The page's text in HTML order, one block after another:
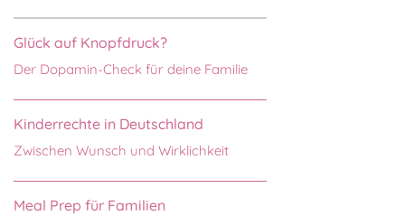
Glück auf Knopfdruck?
Der Dopamin-Check für deine Familie
Kinderrechte in Deutschland
Zwischen Wunsch und Wirklichkeit
Meal Prep für Familien